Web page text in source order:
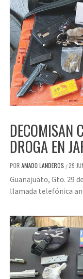
DECOMISAN
DROGA EN
POR AMADO LANDEROS /29
Guanajuato, Gto. 29
llamada telefónica